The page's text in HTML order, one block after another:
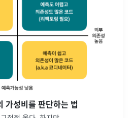
가성비를 판단하는 법